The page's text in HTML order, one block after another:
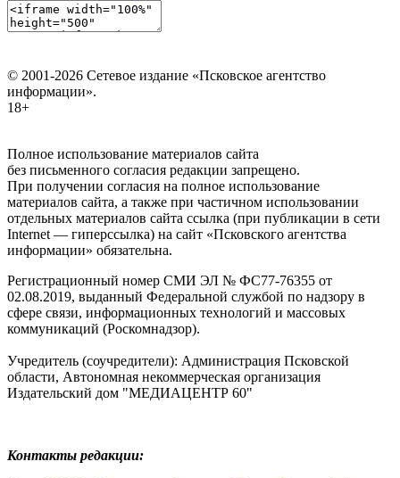
© 2001-2026 Сетевое издание «Псковское агентство
информации».
18+
Полное использование материалов сайта
без письменного согласия редакции запрещено.
При получении согласия на полное использование
материалов сайта, а также при частичном использовании
отдельных материалов сайта ссылка (при публикации в сети
Internet — гиперссылка) на сайт «Псковского агентства
информации» обязательна.
Регистрационный номер СМИ ЭЛ № ФС77-76355 от
02.08.2019, выданный Федеральной службой по надзору в
сфере связи, информационных технологий и массовых
коммуникаций (Роскомнадзор).
Учредитель (соучредители): Администрация Псковской
области, Автономная некоммерческая организация
Издательский дом "МЕДИАЦЕНТР 60"
Контакты редакции: